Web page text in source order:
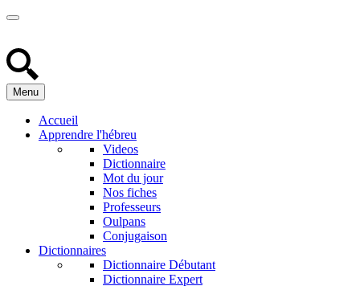
Menu
Accueil
Apprendre l'hébreu
Videos
Dictionnaire
Mot du jour
Nos fiches
Professeurs
Oulpans
Conjugaison
Dictionnaires
Dictionnaire Débutant
Dictionnaire Expert